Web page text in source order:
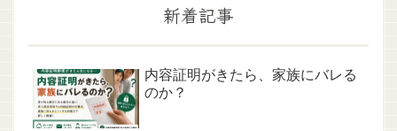
新着記事
内容証明がきたら、家族にバレる
のか？